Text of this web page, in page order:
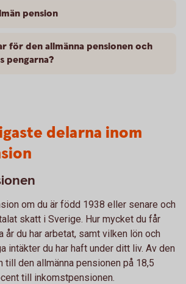
pension
för den allmänna pensionen och
pengarna?
delarna inom
om du är född 1938 eller senare och
skatt i Sverige. Hur mycket du får
år du har arbetat, samt vilken lön och
intäkter du har haft under ditt liv. Av den
till den allmänna pensionen på 18,5
till inkomstpensionen.